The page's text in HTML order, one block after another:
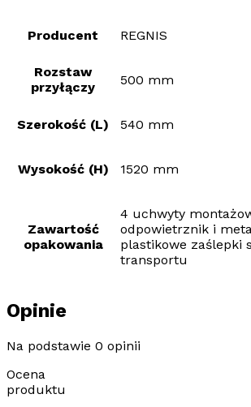
Producent REGNIS
Rozstaw
przyłączy
500 mm
Szerokość (L) 540 mm
Wysokość (H) 1520 mm
Zawartość
opakowania
4 uchwyty
odpowietrznik i
plastikowe zaślepki
transportu
Opinie
Na podstawie 0 opinii
Ocena
produktu